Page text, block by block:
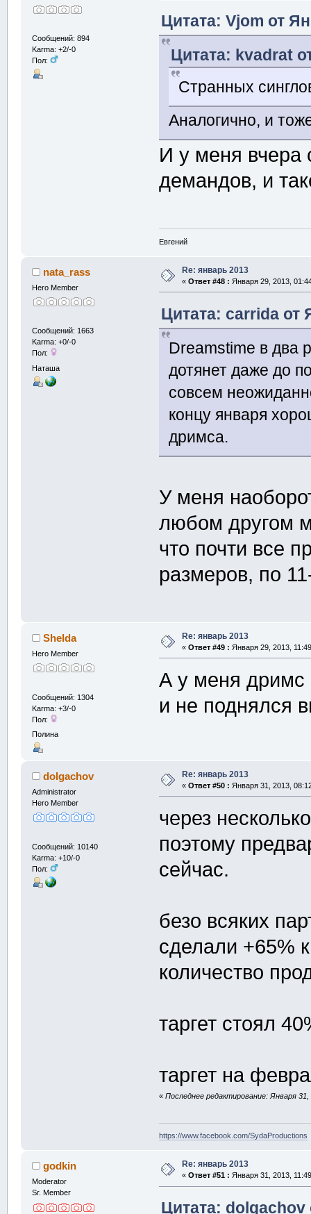
Сообщений: 894
Karma: +2/-0
Пол:
Цитата: Vjom от
Цитата: kvadrat
Странных
Аналогично, и
И у меня вчера
демандов, и
Евгений
nata_rass
Hero Member
Сообщений: 1663
Karma: +0/-0
Пол:
Наташа
Re: январь 2013
« Ответ #48 : Января 29, 2013,
Цитата: carrida от
Dreamstime в два
дотянет даже до
совсем
концу января
дримса.
У меня
любом другом
что почти все
размеров, по
Shelda
Hero Member
Сообщений: 1304
Karma: +3/-0
Пол:
Полина
Re: январь 2013
« Ответ #49 : Января 29, 2013,
А у меня дримс
и не поднялся
dolgachov
Administrator
Hero Member
Сообщений: 10140
Karma: +10/-0
Пол:
Re: январь 2013
« Ответ #50 : Января 31, 2013,
через
поэтому
сейчас.
безо всяких
сделали +65%
количество
таргет стоял
таргет на
«Последнее редактирование: Января
https://www.facebook.com/SydaProductions
godkin
Moderator
Sr. Member
Re: январь 2013
« Ответ #51 : Января 31, 2013,
Цитата: dolgachov